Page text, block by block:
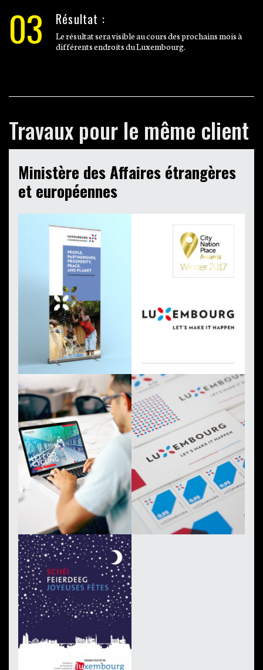
03 Résultat :
Le résultat sera visible au cours des prochains mois à
différents endroits du Luxembourg.
Travaux pour le même client
Ministère des Affaires étrangères
et européennes